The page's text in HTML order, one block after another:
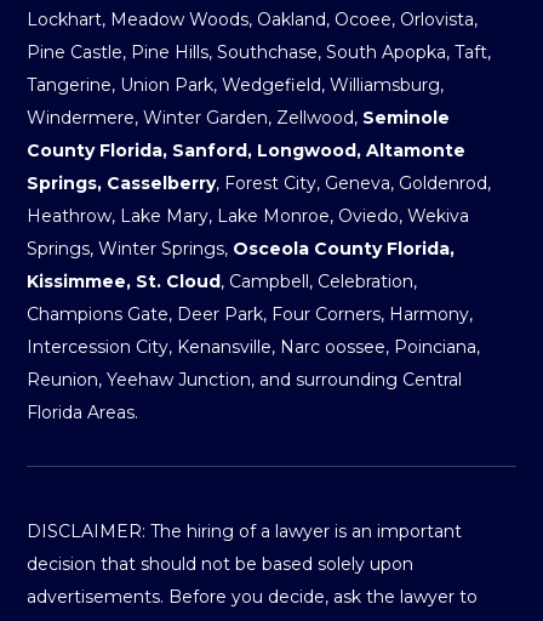
Lockhart, Meadow Woods, Oakland, Ocoee, Orlovista,
Pine Castle, Pine Hills, Southchase, South Apopka, Taft,
Tangerine, Union Park, Wedgefield, Williamsburg,
Windermere, Winter Garden, Zellwood, Seminole
County Florida, Sanford, Longwood, Altamonte
Springs, Casselberry, Forest City, Geneva, Goldenrod,
Heathrow, Lake Mary, Lake Monroe, Oviedo, Wekiva
Springs, Winter Springs, Osceola County Florida,
Kissimmee, St. Cloud, Campbell, Celebration,
Champions Gate, Deer Park, Four Corners, Harmony,
Intercession City, Kenansville, Narc oossee, Poinciana,
Reunion, Yeehaw Junction, and surrounding Central
Florida Areas.
DISCLAIMER: The hiring of a lawyer is an important
decision that should not be based solely upon
advertisements. Before you decide, ask the lawyer to